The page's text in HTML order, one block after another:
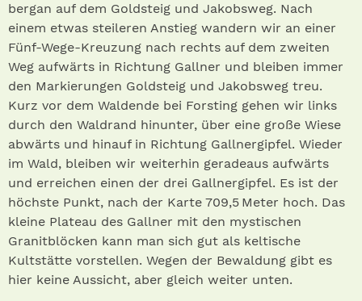
bergan auf dem Goldsteig und Jakobsweg. Nach
einem etwas steileren Anstieg wandern wir an einer
Fünf-Wege-Kreuzung nach rechts auf dem zweiten
Weg aufwärts in Richtung Gallner und bleiben immer
den Markierungen Goldsteig und Jakobsweg treu.
Kurz vor dem Waldende bei Forsting gehen wir links
durch den Wald­rand hinunter, über eine große Wiese
abwärts und hinauf in Richtung Gallnergipfel. Wieder
im Wald, bleiben wir weiterhin geradeaus aufwärts
und erreichen einen der drei Gallnergipfel. Es ist der
höchste Punkt, nach der Karte 709,5 Meter hoch. Das
kleine Plateau des Gallner mit den mystischen
Granitblöcken kann man sich gut als keltische
Kultstätte vorstellen. Wegen der Bewaldung gibt es
hier keine Aussicht, aber gleich weiter unten.